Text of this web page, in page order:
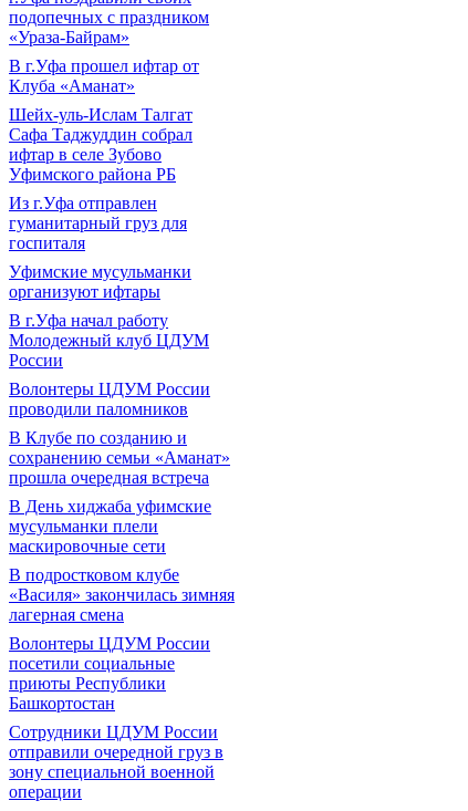
подопечных с праздником
«Ураза-Байрам»
В г.Уфа прошел ифтар от
Клуба «Аманат»
Шейх-уль-Ислам Талгат
Сафа Таджуддин собрал
ифтар в селе Зубово
Уфимского района РБ
Из г.Уфа отправлен
гуманитарный груз для
госпиталя
Уфимские мусульманки
организуют ифтары
В г.Уфа начал работу
Молодежный клуб ЦДУМ
России
Волонтеры ЦДУМ России
проводили паломников
В Клубе по созданию и
сохранению семьи «Аманат»
прошла очередная встреча
В День хиджаба уфимские
мусульманки плели
маскировочные сети
В подростковом клубе
«Василя» закончилась зимняя
лагерная смена
Волонтеры ЦДУМ России
посетили социальные
приюты Республики
Башкортостан
Сотрудники ЦДУМ России
отправили очередной груз в
зону специальной военной
операции